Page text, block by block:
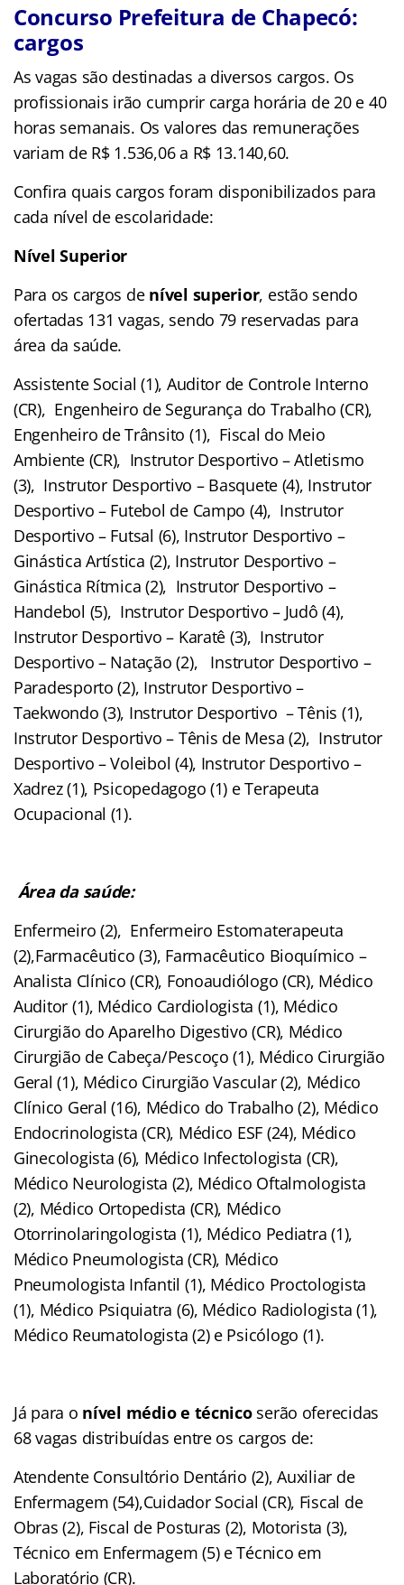
Concurso Prefeitura de Chapecó:
cargos
As vagas são destinadas a diversos cargos. Os
profissionais irão cumprir carga horária de 20 e 40
horas semanais. Os valores das remunerações
variam de R$ 1.536,06 a R$ 13.140,60.
Confira quais cargos foram disponibilizados para
cada nível de escolaridade:
Nível Superior
Para os cargos denível superior, estão sendo
ofertadas 131 vagas, sendo 79 reservadas para
área da saúde.
Assistente Social (1), Auditor de Controle Interno
(CR), Engenheiro de Segurança do Trabalho (CR),
Engenheiro de Trânsito (1), Fiscal do Meio
Ambiente (CR), Instrutor Desportivo – Atletismo
(3), Instrutor Desportivo – Basquete (4), Instrutor
Desportivo – Futebol de Campo (4), Instrutor
Desportivo – Futsal (6), Instrutor Desportivo –
Ginástica Artística (2), Instrutor Desportivo –
Ginástica Rítmica (2), Instrutor Desportivo –
Handebol (5), Instrutor Desportivo – Judô (4),
Instrutor Desportivo – Karatê (3), Instrutor
Desportivo – Natação (2), Instrutor Desportivo –
Paradesporto (2), Instrutor Desportivo –
Taekwondo (3), Instrutor Desportivo – Tênis (1),
Instrutor Desportivo – Tênis de Mesa (2), Instrutor
Desportivo – Voleibol (4), Instrutor Desportivo –
Xadrez (1), Psicopedagogo (1) e Terapeuta
Ocupacional (1).
Área da saúde:
Enfermeiro (2), Enfermeiro Estomaterapeuta
(2),Farmacêutico (3), Farmacêutico Bioquímico –
Analista Clínico (CR), Fonoaudiólogo (CR), Médico
Auditor (1), Médico Cardiologista (1), Médico
Cirurgião do Aparelho Digestivo (CR), Médico
Cirurgião de Cabeça/Pescoço (1), Médico Cirurgião
Geral (1), Médico Cirurgião Vascular (2), Médico
Clínico Geral (16), Médico do Trabalho (2), Médico
Endocrinologista (CR), Médico ESF (24), Médico
Ginecologista (6), Médico Infectologista (CR),
Médico Neurologista (2), Médico Oftalmologista
(2), Médico Ortopedista (CR), Médico
Otorrinolaringologista (1), Médico Pediatra (1),
Médico Pneumologista (CR), Médico
Pneumologista Infantil (1), Médico Proctologista
(1), Médico Psiquiatra (6), Médico Radiologista (1),
Médico Reumatologista (2) e Psicólogo (1).
Já para o nível médio e técnico serão oferecidas
68 vagas distribuídas entre os cargos de:
Atendente Consultório Dentário (2), Auxiliar de
Enfermagem (54),Cuidador Social (CR), Fiscal de
Obras (2), Fiscal de Posturas (2), Motorista (3),
Técnico em Enfermagem (5) e Técnico em
Laboratório (CR).